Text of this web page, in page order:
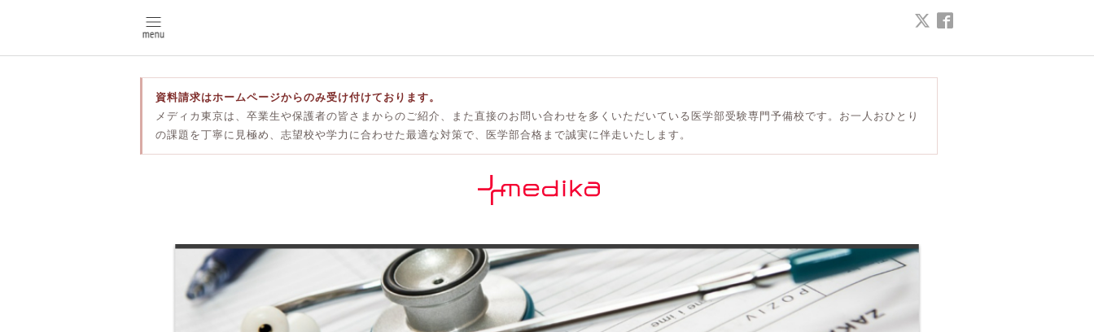
資料請求はホームページからのみ受け付けております。
メディカ東京は、卒業生や保護者の皆さまからのご紹介、また直接のお問い合わせを多くいただいている医学部受験専門予備校です。お一人おひとり
の課題を丁寧に見極め、志望校や学力に合わせた最適な対策で、医学部合格まで誠実に伴走いたします。